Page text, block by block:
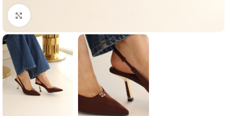
Agrandir